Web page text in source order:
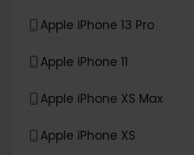
Apple iPhone 13 Pro
Apple iPhone 11
Apple iPhone XS Max
Apple iPhone XS